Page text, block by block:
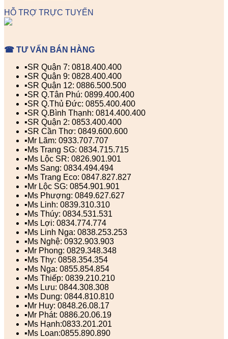
HỖ TRỢ TRỰC TUYẾN
☎ TƯ VẤN BÁN HÀNG
▪️SR Quận 7: 0818.400.400
▪️SR Quận 9: 0828.400.400
▪️SR Quận 12: 0886.500.500
▪️SR Q.Tân Phú: 0899.400.400
▪️SR Q.Thủ Đức: 0855.400.400
▪️SR Q.Bình Thạnh: 0814.400.400
▪️SR Quận 2: 0853.400.400
▪️SR Cần Thơ: 0849.600.600
▪️Mr Lãm: 0933.707.707
▪️Ms Trang SG: 0834.715.715
▪️Ms Lộc SR: 0826.901.901
▪️Ms Sang: 0834.494.494
▪️Ms Trang Eco: 0847.827.827
▪️Mr Lộc SG: 0854.901.901
▪️Ms Phượng: 0849.627.627
▪️Ms Linh: 0839.310.310
▪️Ms Thúy: 0834.531.531
▪️Ms Lợi: 0834.774.774
▪️Ms Linh Nga: 0838.253.253
▪️Ms Nghệ: 0932.903.903
▪️Mr Phong: 0829.348.348
▪️Ms Thy: 0858.354.354
▪️Ms Nga: 0855.854.854
▪️Ms Thiếp: 0839.210.210
▪️Ms Lưu: 0844.308.308
▪️Ms Dung: 0844.810.810
▪️Mr Huy: 0848.26.08.17
▪️Mr Phát: 0886.20.06.19
▪️Ms Hạnh:0833.201.201
▪️Ms Loan:0855.890.890